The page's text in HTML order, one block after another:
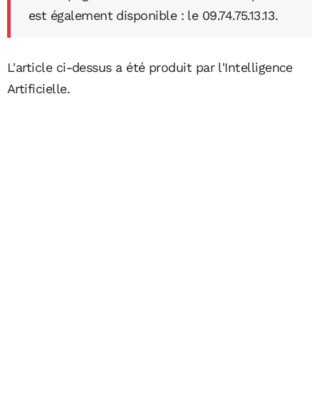
est également disponible : le 09.74.75.13.13.
L'article ci-dessus a été produit par l'Intelligence
Artificielle.